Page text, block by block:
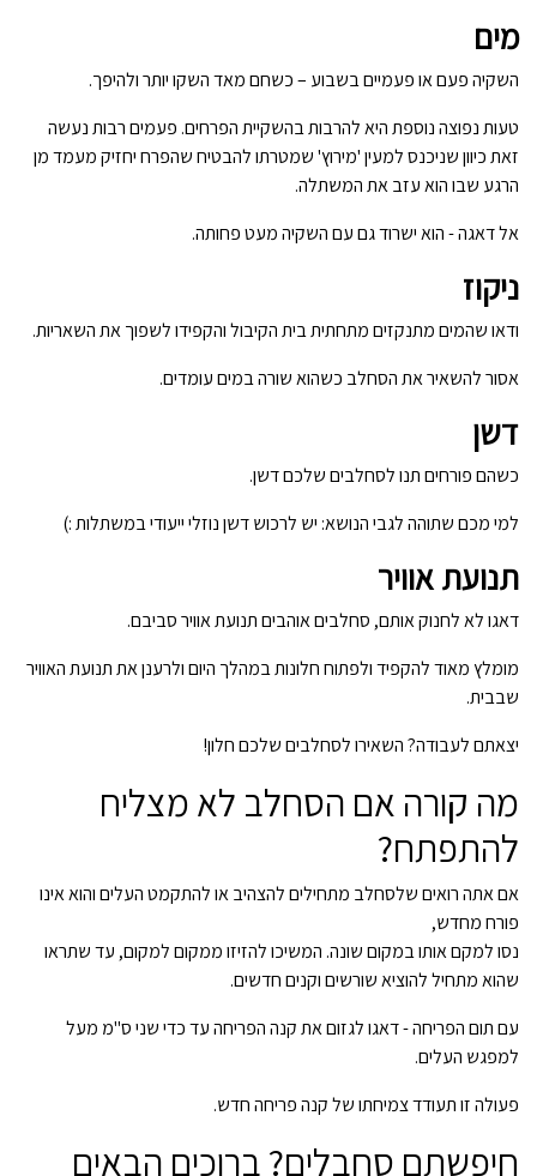
מים
השקיה פעם או פעמיים בשבוע – כשחם מאד השקו יותר ולהיפך.
טעות נפוצה נוספת היא להרבות בהשקיית הפרחים. פעמים רבות נעשה
זאת כיוון שניכנס למעין 'מירוץ' שמטרתו להבטיח שהפרח יחזיק מעמד מן
הרגע שבו הוא עזב את המשתלה.
אל דאגה - הוא ישרוד גם עם השקיה מעט פחותה.
ניקוז
ודאו שהמים מתנקזים מתחתית בית הקיבול והקפידו לשפוך את השאריות.
אסור להשאיר את הסחלב כשהוא שורה במים עומדים.
דשן
כשהם פורחים תנו לסחלבים שלכם דשן.
למי מכם שתוהה לגבי הנושא: יש לרכוש דשן נוזלי ייעודי במשתלות :)
תנועת אוויר
דאגו לא לחנוק אותם, סחלבים אוהבים תנועת אוויר סביבם.
מומלץ מאוד להקפיד ולפתוח חלונות במהלך היום ולרענן את תנועת האוויר
שבבית.
יצאתם לעבודה? השאירו לסחלבים שלכם חלון!
מה קורה אם הסחלב לא מצליח
להתפתח?
אם אתה רואים שלסחלב מתחילים להצהיב או להתקמט העלים והוא אינו
פורח מחדש,
נסו למקם אותו במקום שונה. המשיכו להזיזו ממקום למקום, עד שתראו
שהוא מתחיל להוציא שורשים וקנים חדשים.
עם תום הפריחה - דאגו לגזום את קנה הפריחה עד כדי שני ס"מ מעל
למפגש העלים.
פעולה זו תעודד צמיחתו של קנה פריחה חדש.
חיפשתם סחבלים? ברוכים הבאים